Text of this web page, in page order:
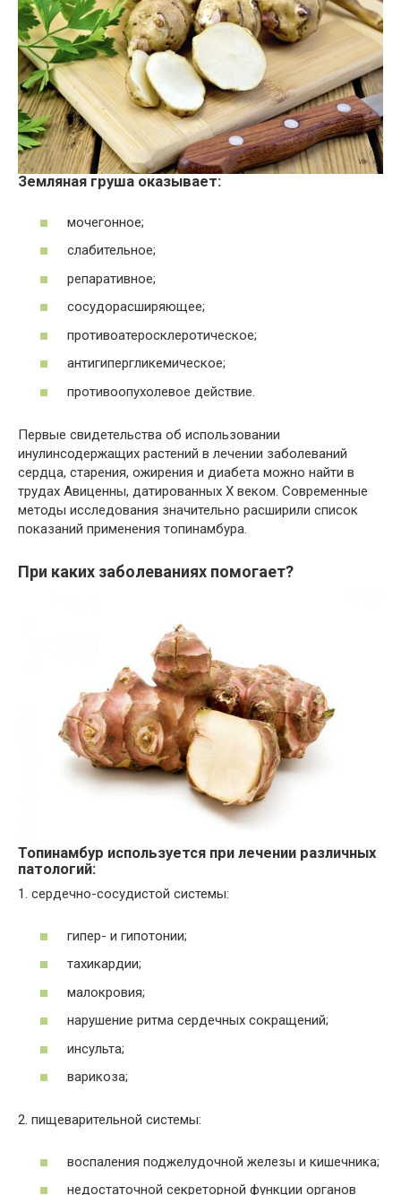
Земляная груша оказывает:
мочегонное;
слабительное;
репаративное;
сосудорасширяющее;
противоатеросклеротическое;
антигипергликемическое;
противоопухолевое действие.
Первые свидетельства об использовании
инулинсодержащих растений в лечении заболеваний
сердца, старения, ожирения и диабета можно найти в
трудах Авиценны, датированных Х веком. Современные
методы исследования значительно расширили список
показаний применения топинамбура.
При каких заболеваниях помогает?
Топинамбур используется при лечении различных
патологий:
1. сердечно-сосудистой системы:
гипер- и гипотонии;
тахикардии;
малокровия;
нарушение ритма сердечных сокращений;
инсульта;
варикоза;
2. пищеварительной системы:
воспаления поджелудочной железы и кишечника;
недостаточной секреторной функции органов